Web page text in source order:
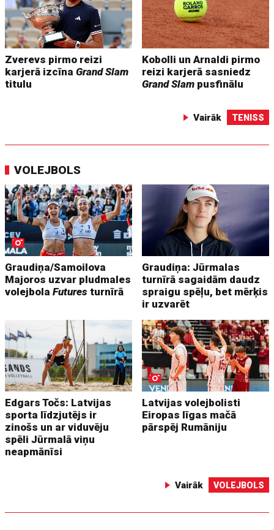
Zverevs pirmo reizi
karjerā izcīnaGrand Slam
titulu
Kobolli un Arnaldi pirmo
reizi karjerā sasniedz
Grand Slam pusfinālu
Vairāk TENISS
VOLEJBOLS
Graudiņa/Samoilova
Majoros uzvar pludmales
volejbolaFutures turnīrā
Graudiņa: Jūrmalas
turnīrā sagaidām daudz
spraigu spēļu, bet mērķis
ir uzvarēt
Edgars Točs: Latvijas
sporta līdzjutējs ir
zinošs un ar viduvēju
spēli Jūrmalā viņu
neapmānīsi
Latvijas volejbolisti
Eiropas līgas mačā
pārspēj Rumāniju
Vairāk VOLEJBOLS